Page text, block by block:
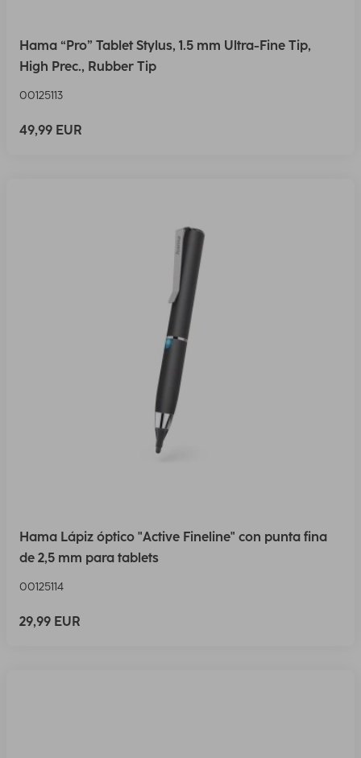
Hama “Pro” Tablet Stylus, 1.5 mm Ultra-Fine Tip,
High Prec., Rubber Tip
00125113
49,99 EUR
Hama Lápiz óptico "Active Fineline" con punta fina
de 2,5 mm para tablets
00125114
29,99 EUR